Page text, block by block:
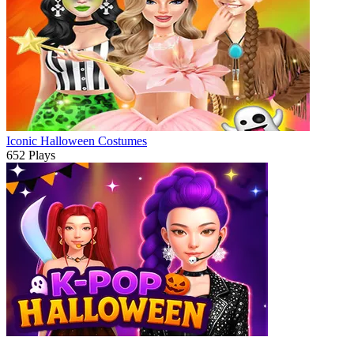
Iconic Halloween Costumes
652 Plays